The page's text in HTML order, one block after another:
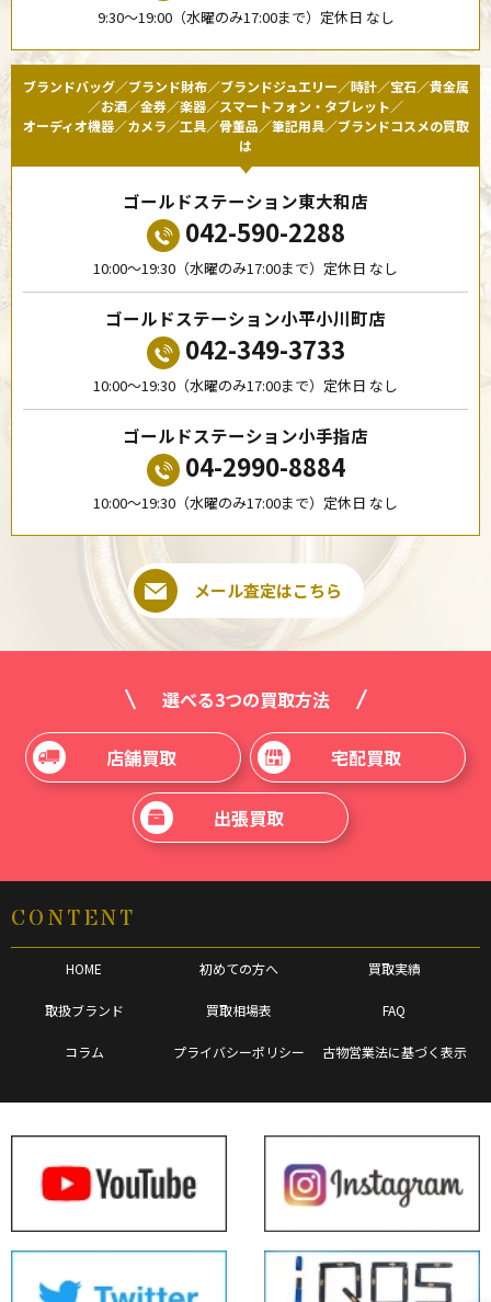
9:30〜19:00（水曜のみ17:00まで）定休日 なし
ブランドバッグ／ブランド財布／ブランドジュエリー／時計／宝石／貴金属
／お酒／金券／楽器／スマートフォン・タブレット／
オーディオ機器／カメラ／工具／骨董品／筆記用具／ブランドコスメの買取
は
ゴールドステーション東大和店
042-590-2288
10:00〜19:30（水曜のみ17:00まで）定休日 なし
ゴールドステーション小平小川町店
042-349-3733
10:00〜19:30（水曜のみ17:00まで）定休日 なし
ゴールドステーション小手指店
04-2990-8884
10:00〜19:30（水曜のみ17:00まで）定休日 なし
メール査定はこちら
選べる3つの買取方法
店舗買取 宅配買取
出張買取
CONTENT
HOME 初めての方へ 買取実績
取扱ブランド 買取相場表 FAQ
コラム プライバシーポリシー 古物営業法に基づく表示